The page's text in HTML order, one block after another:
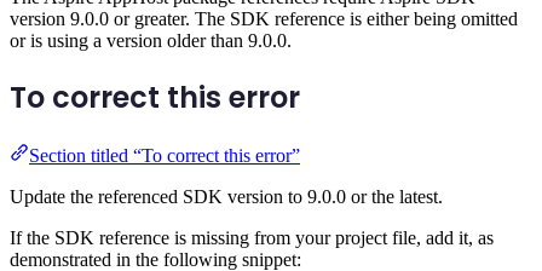
version 9.0.0 or greater. The SDK reference is either being omitted
or is using a version older than 9.0.0.
To correct this error
Section titled “To correct this error”
Update the referenced SDK version to 9.0.0 or the latest.
If the SDK reference is missing from your project file, add it, as
demonstrated in the following snippet: